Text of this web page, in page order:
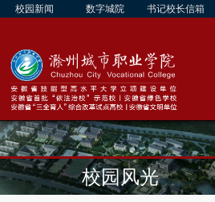
校园新闻 数字城院 书记校长信箱
校园风光